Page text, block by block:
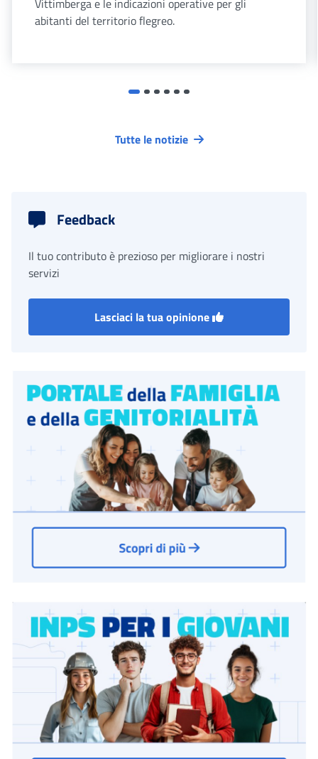
Vittimberga e le indicazioni operative per gli
abitanti del territorio flegreo.
Tutte le notizie
Feedback
Il tuo contributo è prezioso per migliorare i nostri
servizi
Lasciaci la tua opinione